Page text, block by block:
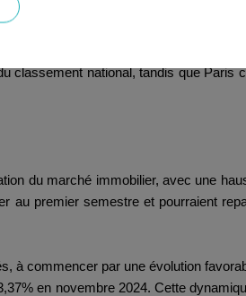
la majorité des grandes villes.
tourner vers des villes où les
évolutions des politiques
classement national, tandis que Paris
du marché immobilier, avec une
au premier semestre et pourraient
à commencer par une évolution
en novembre 2024. Cette